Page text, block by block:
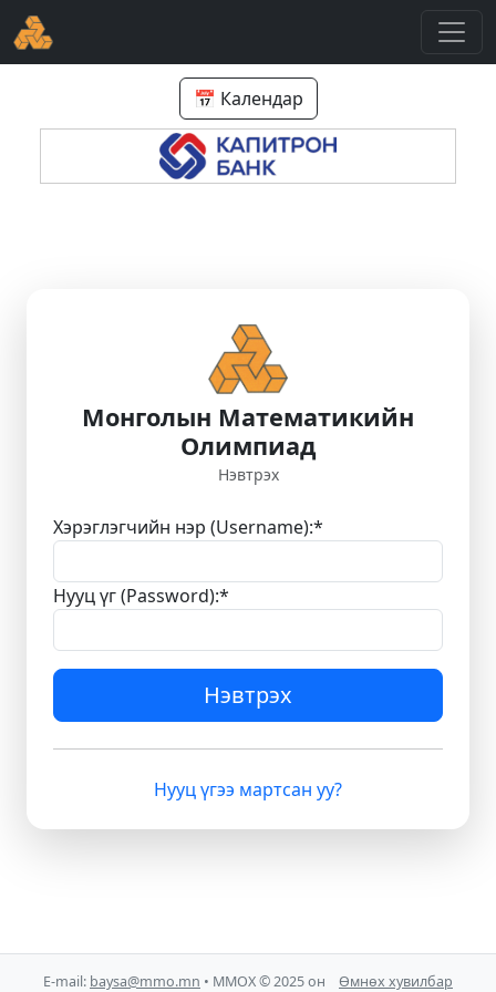
📅 Календар
Монголын Математикийн
Олимпиад
Нэвтрэх
Хэрэглэгчийн нэр (Username):*
Нууц үг (Password):*
Нэвтрэх
Нууц үгээ мартсан уу?
E-mail: baysa@mmo.mn • ММОХ © 2025 он Өмнөх хувилбар